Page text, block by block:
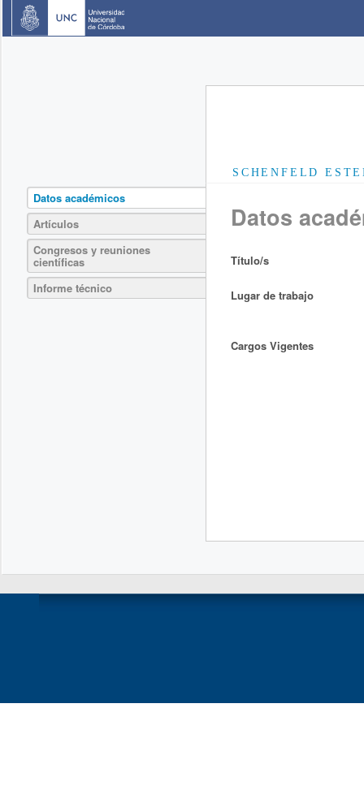
SCHENFELD
Datos académicos
Artículos
Congresos y reuniones
científicas
Informe técnico
Datos
Título/s
Lugar de trabajo
Cargos Vigentes